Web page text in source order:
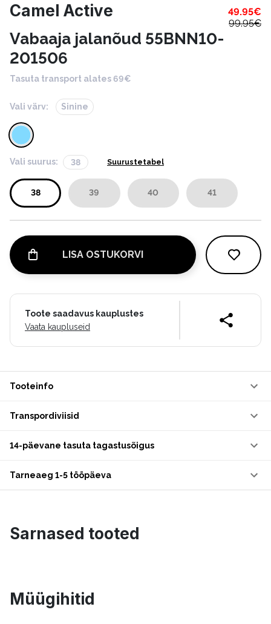
Camel Active 49.95€
99.95€
Vabaaja jalanõud 55BNN10-
201506
Tasuta transport alates 69€
Vali värv: Sinine
Vali suurus: 38 Suurustetabel
38 39 40 41
LISA OSTUKORVI
Toote saadavus kauplustes
Vaata kaupluseid
Tooteinfo
Transpordiviisid
14-päevane tasuta tagastusõigus
Tarneaeg 1-5 tööpäeva
Sarnased tooted
Müügihitid